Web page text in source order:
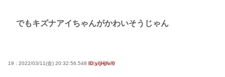
でもキズナアイちゃんがかわいそうじゃん
19 : 2022/03/11(金) 20:32:56.548 ID:y/jHjfv/0